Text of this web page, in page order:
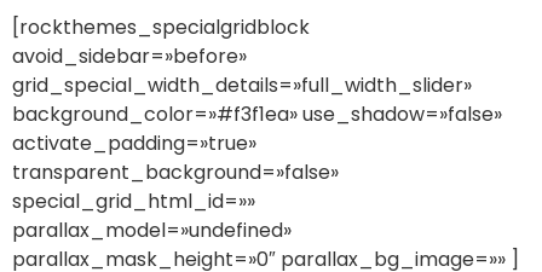
[rockthemes_specialgridblock
avoid_sidebar=»before»
grid_special_width_details=»full_width_slider»
background_color=»#f3f1ea» use_shadow=»false»
activate_padding=»true»
transparent_background=»false»
special_grid_html_id=»»
parallax_model=»undefined»
parallax_mask_height=»0″ parallax_bg_image=»» ]